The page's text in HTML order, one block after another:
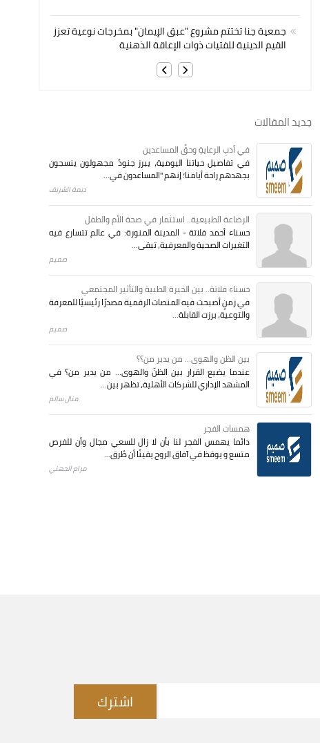
جمعية جنا تختتم مشروع "عبق الإيمان" بمخرجات نوعية تعزز
القيم الدينية للفتيات ذوات الإعاقة الذهنية
جديد المقالات
في أدبِ الرعايةِ وحقِّ المساعدين
في تفاصيل حياتنا اليومية، يبرز جنودٌ مجهولون ينسجون
بجهدهم راحة أيامنا؛ إنهم "المساعدون في...
ديمة الشريف
الرضاعة الطبيعية.. استثمار في صحة الأم والطفل
حسناء أحمد فلاتة - المدينة المنورة: في عالم تتسارع فيه
التغيرات الصحية والمعرفية، تبقى...
صميم
حسناء فلاتة.. بين الخبرة الطبية والتأثير المجتمعي
في زمنٍ أصبحت فيه المنصات الرقمية مصدرًا رئيسيًا للمعرفة
والتوعية، برزت القابلة...
صميم
بين الظن والهوى... من يدير من؟؟
عندما يضيع القرار بين الظنّ والهوى… من يدير من؟ في
المشهد الإداري للشركات الأهلية، تظهر بين...
منال سالم
همسات الفجر
دائما يهمس الفجر لنا بأن لا زال للسعي مجال وأن للفرص
متسع و يوقظ في آفاق الروح يقينًا أن طُرق...
مرام الجهني
اشترك